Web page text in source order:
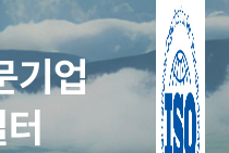
기업